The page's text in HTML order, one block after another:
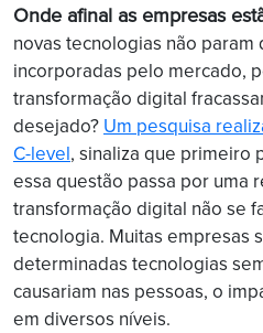
Onde afinal as empresas
novas tecnologias não param
incorporadas pelo mercado,
transformação digital
desejado? Um pesquisa
C-level, sinaliza que primeiro
essa questão passa por uma
transformação digital não se
tecnologia. Muitas empresas
determinadas tecnologias
causariam nas pessoas, o
em diversos níveis.